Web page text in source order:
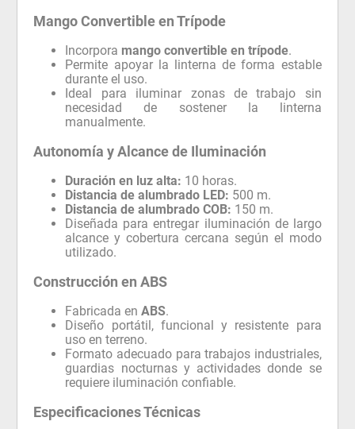
Mango Convertible en Trípode
Incorpora mango convertible en trípode.
Permite apoyar la linterna de forma estable
durante el uso.
Ideal para iluminar zonas de trabajo sin
necesidad de sostener la linterna
manualmente.
Autonomía y Alcance de Iluminación
Duración en luz alta: 10 horas.
Distancia de alumbrado LED: 500 m.
Distancia de alumbrado COB: 150 m.
Diseñada para entregar iluminación de largo
alcance y cobertura cercana según el modo
utilizado.
Construcción en ABS
Fabricada enABS.
Diseño portátil, funcional y resistente para
uso en terreno.
Formato adecuado para trabajos industriales,
guardias nocturnas y actividades donde se
requiere iluminación confiable.
Especificaciones Técnicas